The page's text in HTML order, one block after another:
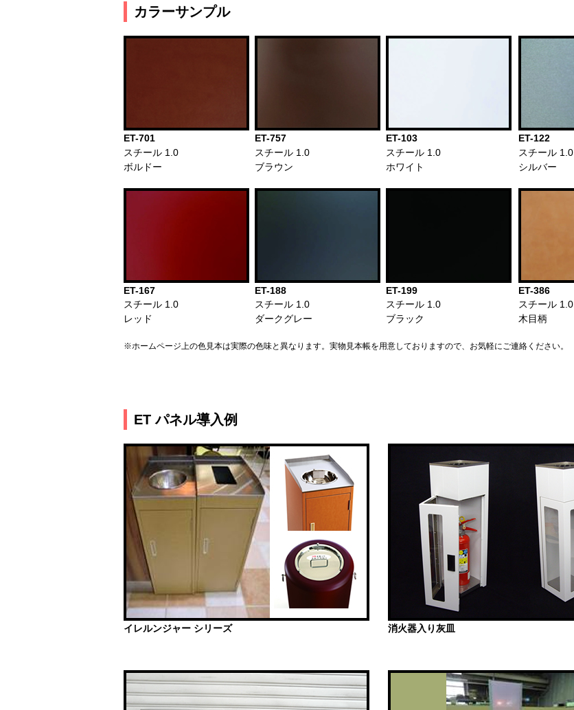
カラーサンプル
ET-701
スチール 1.0
ボルドー
ET-757
スチール 1.0
ブラウン
ET-103
スチール 1.0
ホワイト
ET-122
スチール 1.0
シルバー
ET-167
スチール 1.0
レッド
ET-188
スチール 1.0
ダークグレー
ET-199
スチール 1.0
ブラック
ET-386
スチール 1.0
木目柄
※ホームページ上の色見本は実際の色味と異なります。実物見本帳を用意しておりますので、お気軽にご連絡ください。
ET パネル導入例
イレルンジャー シリーズ 消火器入り灰皿